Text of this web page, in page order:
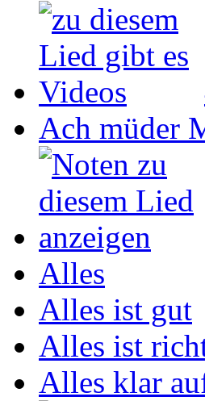
Ach müder
Alles
Alles ist gut
Alles ist
Alles klar